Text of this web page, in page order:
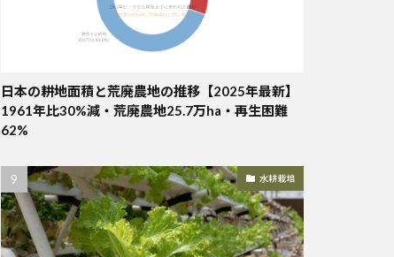
日本の耕地面積と荒廃農地の推移【2025年最新】
1961年比30%減・荒廃農地25.7万ha・再生困難
62%
水耕栽培